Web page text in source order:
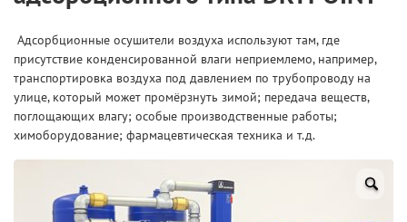
Адсорбционные осушители воздуха используют там, где
присутствие конденсированной влаги неприемлемо, например,
транспортировка воздуха под давлением по трубопроводу на
улице, который может промёрзнуть зимой; передача веществ,
поглощающих влагу; особые производственные работы;
химоборудование; фармацевтическая техника и т.д.